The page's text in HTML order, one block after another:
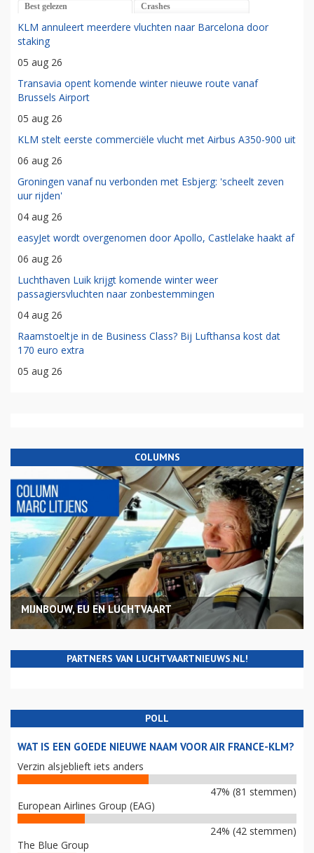
Best gelezen Crashes
KLM annuleert meerdere vluchten naar Barcelona door
staking
05 aug 26
Transavia opent komende winter nieuwe route vanaf
Brussels Airport
05 aug 26
KLM stelt eerste commerciële vlucht met Airbus A350-900 uit
06 aug 26
Groningen vanaf nu verbonden met Esbjerg: 'scheelt zeven
uur rijden'
04 aug 26
easyJet wordt overgenomen door Apollo, Castlelake haakt af
06 aug 26
Luchthaven Luik krijgt komende winter weer
passagiersvluchten naar zonbestemmingen
04 aug 26
Raamstoeltje in de Business Class? Bij Lufthansa kost dat
170 euro extra
05 aug 26
COLUMNS
MIJNBOUW, EU EN LUCHTVAART
PARTNERS VAN LUCHTVAARTNIEUWS.NL!
POLL
WAT IS EEN GOEDE NIEUWE NAAM VOOR AIR FRANCE-KLM?
Verzin alsjeblieft iets anders
47% (81 stemmen)
European Airlines Group (EAG)
24% (42 stemmen)
The Blue Group